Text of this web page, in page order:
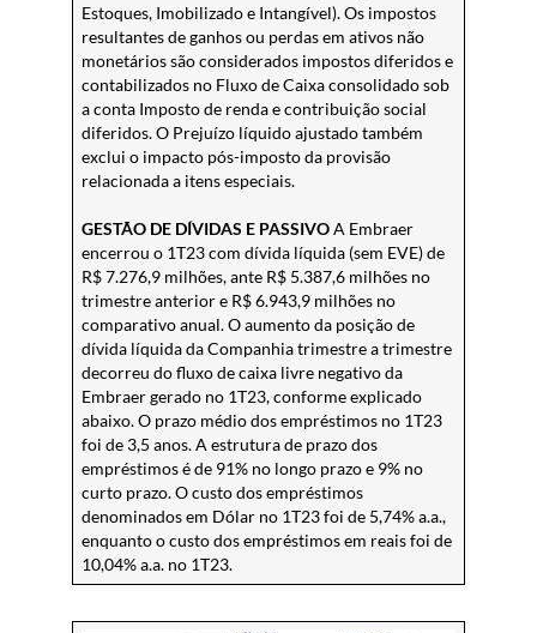
Estoques, Imobilizado e Intangível). Os impostos
resultantes de ganhos ou perdas em ativos não
monetários são considerados impostos diferidos e
contabilizados no Fluxo de Caixa consolidado sob
a conta Imposto de renda e contribuição social
diferidos. O Prejuízo líquido ajustado também
exclui o impacto pós-imposto da provisão
relacionada a itens especiais.
GESTÃO DE DÍVIDAS E PASSIVOA Embraer
encerrou o 1T23 com dívida líquida (sem EVE) de
R$ 7.276,9 milhões, ante R$ 5.387,6 milhões no
trimestre anterior e R$ 6.943,9 milhões no
comparativo anual. O aumento da posição de
dívida líquida da Companhia trimestre a trimestre
decorreu do fluxo de caixa livre negativo da
Embraer gerado no 1T23, conforme explicado
abaixo. O prazo médio dos empréstimos no 1T23
foi de 3,5 anos. A estrutura de prazo dos
empréstimos é de 91% no longo prazo e 9% no
curto prazo. O custo dos empréstimos
denominados em Dólar no 1T23 foi de 5,74% a.a.,
enquanto o custo dos empréstimos em reais foi de
10,04% a.a. no 1T23.